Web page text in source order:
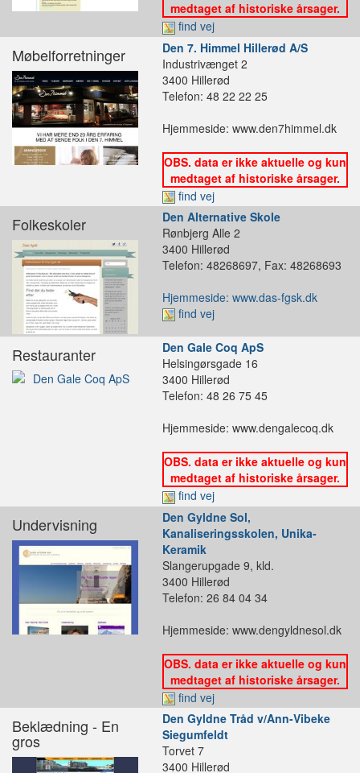
medtaget af historiske årsager.
find vej
Møbelforretninger
Den 7. Himmel Hillerød A/S
Industrivænget 2
3400 Hillerød
Telefon: 48 22 22 25
Hjemmeside: www.den7himmel.dk
OBS. data er ikke aktuelle og kun
medtaget af historiske årsager.
find vej
Folkeskoler
Den Alternative Skole
Rønbjerg Alle 2
3400 Hillerød
Telefon: 48268697, Fax: 48268693
Hjemmeside: www.das-fgsk.dk
find vej
Restauranter
Den Gale Coq ApS
Helsingørsgade 16
3400 Hillerød
Telefon: 48 26 75 45
Hjemmeside: www.dengalecoq.dk
OBS. data er ikke aktuelle og kun
medtaget af historiske årsager.
find vej
Undervisning
Den Gyldne Sol,
Kanaliseringsskolen, Unika-
Keramik
Slangerupgade 9, kld.
3400 Hillerød
Telefon: 26 84 04 34
Hjemmeside: www.dengyldnesol.dk
OBS. data er ikke aktuelle og kun
medtaget af historiske årsager.
find vej
Beklædning - En
gros
Den Gyldne Tråd v/Ann-Vibeke
Siegumfeldt
Torvet 7
3400 Hillerød